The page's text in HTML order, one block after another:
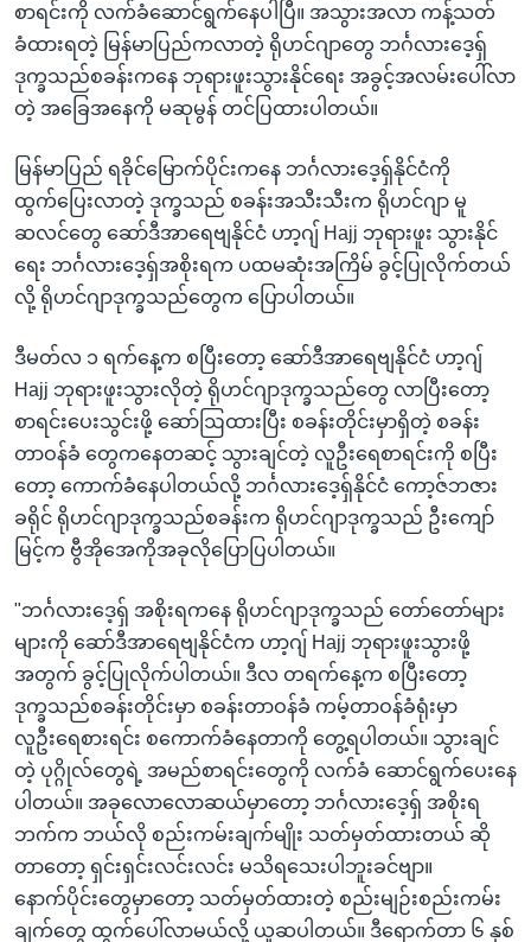
စာရင်းကို လက်ခံဆောင်ရွက်နေပါပြီ။ အသွားအလာ ကန့်သတ်
ခံထားရတဲ့ မြန်မာပြည်ကလာတဲ့ ရိုဟင်ဂျာတွေ ဘင်္ဂလားဒေ့ရှ်
ဒုက္ခသည်စခန်းကနေ ဘုရားဖူးသွားနိုင်ရေး အခွင့်အလမ်းပေါ်လာ
တဲ့ အခြေအနေကို မဆုမွန် တင်ပြထားပါတယ်။
မြန်မာပြည် ရခိုင်မြောက်ပိုင်းကနေ ဘင်္ဂလားဒေ့ရှ်နိုင်ငံကို
ထွက်ပြေးလာတဲ့ ဒုက္ခသည် စခန်းအသီးသီးက ရိုဟင်ဂျာ မူ
ဆလင်တွေ ဆော်ဒီအာရေဗျနိုင်ငံ ဟာ့ဂျ် Hajj ဘုရားဖူး သွားနိုင်
ရေး ဘင်္ဂလားဒေ့ရှ်အစိုးရက ပထမဆုံးအကြိမ် ခွင့်ပြုလိုက်တယ်
လို့ ရိုဟင်ဂျာဒုက္ခသည်တွေက ပြောပါတယ်။
ဒီမတ်လ ၁ ရက်နေ့က စပြီးတော့ ဆော်ဒီအာရေဗျနိုင်ငံ ဟာ့ဂျ်
Hajj ဘုရားဖူးသွားလိုတဲ့ ရိုဟင်ဂျာဒုက္ခသည်တွေ လာပြီးတော့
စာရင်းပေးသွင်းဖို့ ဆော်ဩထားပြီး စခန်းတိုင်းမှာရှိတဲ့ စခန်း
တာဝန်ခံ တွေကနေတဆင့် သွားချင်တဲ့ လူဦးရေစာရင်းကို စပြီး
တော့ ကောက်ခံနေပါတယ်လို့ ဘင်္ဂလားဒေ့ရှ်နိုင်ငံ ကော့ဇ်ဘဇား
ခရိုင် ရိုဟင်ဂျာဒုက္ခသည်စခန်းက ရိုဟင်ဂျာဒုက္ခသည် ဦးကျော်
မြင့်က ဗွီအိုအေကိုအခုလိုပြောပြပါတယ်။
"ဘင်္ဂလားဒေ့ရှ် အစိုးရကနေ ရိုဟင်ဂျာဒုက္ခသည် တော်တော်များ
များကို ဆော်ဒီအာရေဗျနိုင်ငံက ဟာ့ဂျ် Hajj ဘုရားဖူးသွားဖို့
အတွက် ခွင့်ပြုလိုက်ပါတယ်။ ဒီလ တရက်နေ့က စပြီးတော့
ဒုက္ခသည်စခန်းတိုင်းမှာ စခန်းတာဝန်ခံ ကမ့်တာဝန်ခံရုံးမှာ
လူဦးရေစားရင်း စကောက်ခံနေတာကို တွေ့ရပါတယ်။ သွားချင်
တဲ့ ပုဂ္ဂိုလ်တွေရဲ့ အမည်စာရင်းတွေကို လက်ခံ ဆောင်ရွက်ပေးနေ
ပါတယ်။ အခုလောလောဆယ်မှာတော့ ဘင်္ဂလားဒေ့ရှ် အစိုးရ
ဘက်က ဘယ်လို စည်းကမ်းချက်မျိုး သတ်မှတ်ထားတယ် ဆို
တာတော့ ရှင်းရှင်းလင်းလင်း မသိရသေးပါဘူးခင်ဗျာ။
နောက်ပိုင်းတွေမှာတော့ သတ်မှတ်ထားတဲ့ စည်းမျဉ်းစည်းကမ်း
ချက်တွေ ထွက်ပေါ်လာမယ်လို့ ယူဆပါတယ်။ ဒီရောက်တာ ၆ နှစ်